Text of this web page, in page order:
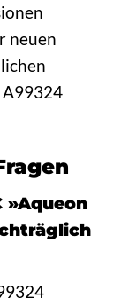
neuen
»Aqueon